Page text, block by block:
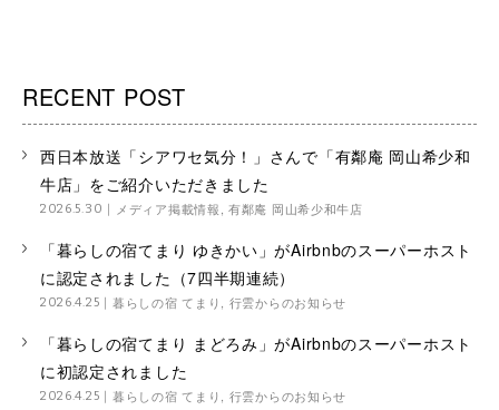
RECENT POST
西日本放送「シアワセ気分！」さんで「有鄰庵 岡山希少和
牛店」をご紹介いただきました
2026.5.30 メディア掲載情報,有鄰庵 岡山希少和牛店
「暮らしの宿てまり ゆきかい」がAirbnbのスーパーホスト
に認定されました（7四半期連続）
2026.4.25 暮らしの宿 てまり , 行雲からのお知らせ
「暮らしの宿てまり まどろみ」がAirbnbのスーパーホスト
に初認定されました
2026.4.25 暮らしの宿 てまり , 行雲からのお知らせ